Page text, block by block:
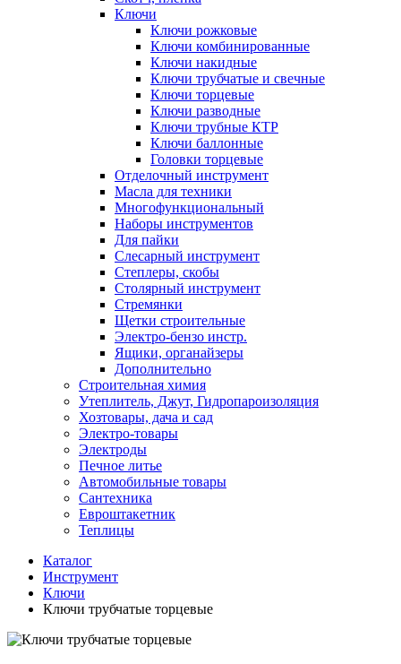
Ключи
Ключи рожковые
Ключи комбинированные
Ключи накидные
Ключи трубчатые и свечные
Ключи торцевые
Ключи разводные
Ключи трубные КТР
Ключи баллонные
Головки торцевые
Отделочный инструмент
Масла для техники
Многофункциональный
Наборы инструментов
Для пайки
Слесарный инструмент
Степлеры, скобы
Столярный инструмент
Стремянки
Щетки строительные
Электро-бензо инстр.
Ящики, органайзеры
Дополнительно
Строительная химия
Утеплитель, Джут, Гидропароизоляция
Хозтовары, дача и сад
Электро-товары
Электроды
Печное литье
Автомобильные товары
Сантехника
Евроштакетник
Теплицы
Каталог
Инструмент
Ключи
Ключи трубчатые торцевые